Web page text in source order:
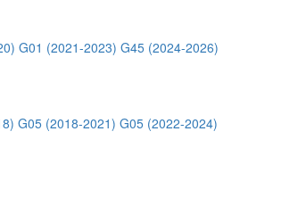
G01 (2021-2023) G45 (2024-2026)
G05 (2018-2021) G05 (2022-2024)